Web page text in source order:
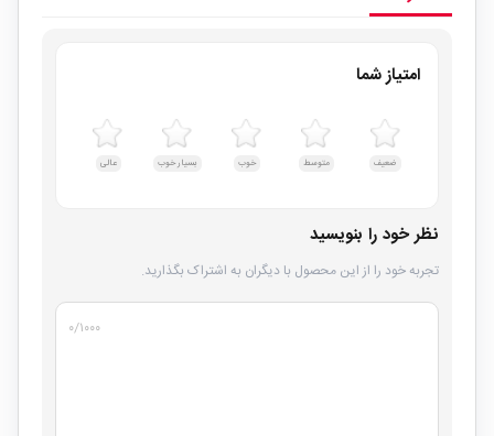
امتیاز شما
ضعیف متوسط خوب بسیار خوب عالی
نظر خود را بنویسید
تجربه خود را از این محصول با دیگران به اشتراک بگذارید.
۰/۱۰۰۰